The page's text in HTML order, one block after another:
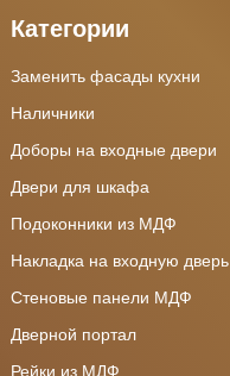
Категории
Заменить фасады кухни
Наличники
Доборы на входные двери
Двери для шкафа
Подоконники из МДФ
Накладка на входную дверь
Стеновые панели МДФ
Дверной портал
Рейки из МДФ